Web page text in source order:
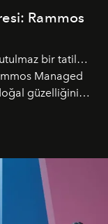
Rammos
bir tatil…
Managed
güzelliğini